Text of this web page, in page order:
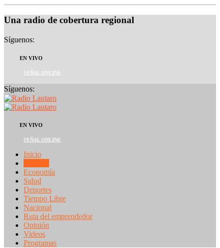
Una radio de cobertura regional
Síguenos:
EN VIVO
SEÑAL ONLINE
Síguenos:
EN VIVO
SEÑAL ONLINE
Inicio
Economía
Salud
Deportes
Tiempo Libre
Nacional
Ruta del emprendedor
Opinión
Videos
Programas